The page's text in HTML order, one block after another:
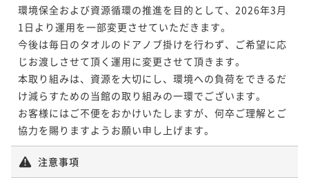
環境保全および資源循環の推進を目的として、2026年3月
1日より運用を一部変更させていただきます。
今後は毎日のタオルのドアノブ掛けを行わず、ご希望に応
じお渡しさせて頂く運用に変更させて頂きます。
本取り組みは、資源を大切にし、環境への負荷をできるだ
け減らすための当館の取り組みの一環でございます。
お客様にはご不便をおかけいたしますが、何卒ご理解とご
協力を賜りますようお願い申し上げます。
注意事項